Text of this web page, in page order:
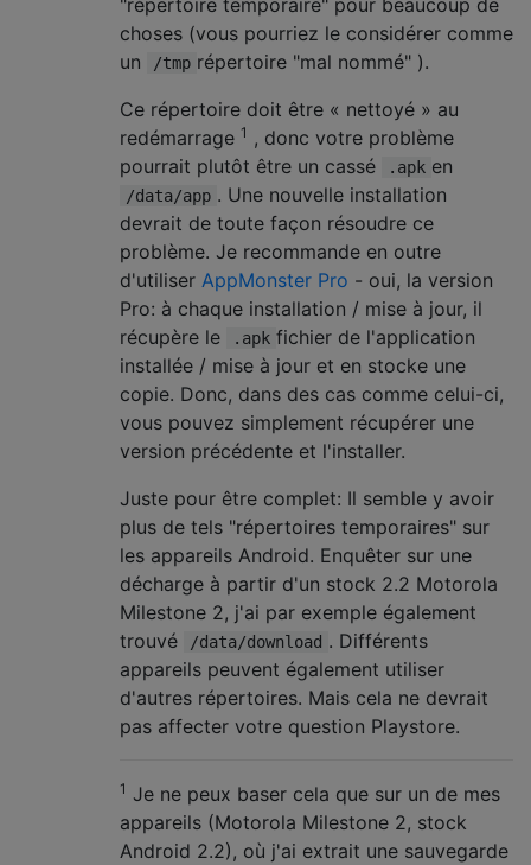
choses (vous pourriez le considérer comme
un
/tmp répertoire "mal nommé" ).
Ce répertoire doit être « nettoyé » au
redémarrage 1 , donc votre problème
pourrait plutôt être un cassé
.apk en
/data/app . Une nouvelle installation
devrait de toute façon résoudre ce
problème. Je recommande en outre
d'utiliser AppMonster Pro - oui, la version
Pro: à chaque installation / mise à jour, il
récupère le
.apk fichier de l'application
installée / mise à jour et en stocke une
copie. Donc, dans des cas comme celui-ci,
vous pouvez simplement récupérer une
version précédente et l'installer.
Juste pour être complet: Il semble y avoir
plus de tels "répertoires temporaires" sur
les appareils Android. Enquêter sur une
décharge à partir d'un stock 2.2 Motorola
Milestone 2, j'ai par exemple également
trouvé
/data/download . Différents
appareils peuvent également utiliser
d'autres répertoires. Mais cela ne devrait
pas affecter votre question Playstore.
1 Je ne peux baser cela que sur un de mes
appareils (Motorola Milestone 2, stock
Android 2.2), où j'ai extrait une sauvegarde